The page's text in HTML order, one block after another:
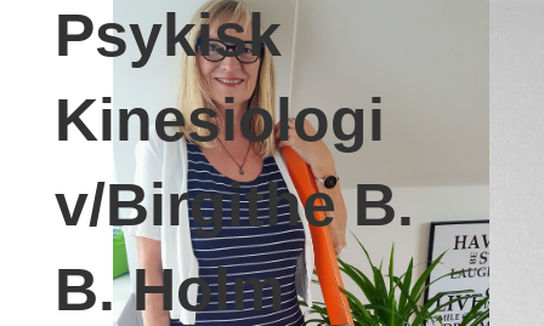
Psykisk
Kinesiologi
v/Birgithe B.
B. Holm